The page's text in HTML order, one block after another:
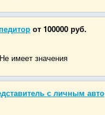
от 100000 руб.
имеет значения
с личным авто